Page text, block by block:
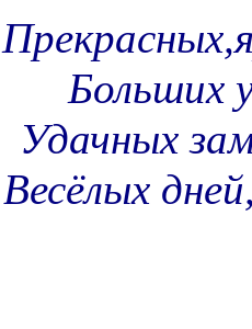
Больших
Удачных
Весёлых